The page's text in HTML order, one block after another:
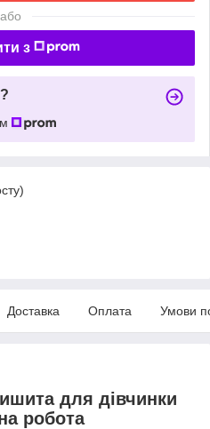
або
з
Доставка Оплата Умови
для дівчинки
робота